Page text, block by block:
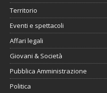
Territorio
Eventi e spettacoli
Affari legali
Giovani & Società
Pubblica Amministrazione
Politica